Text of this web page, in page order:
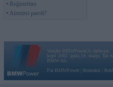
• Reģistrēties
• Aizmirsi paroli?
Vortāls BMWPower.lv darbojas
kopš 2002. gada 14. maija. Tas
BMW AG.
Par BMWPower
Kontakti